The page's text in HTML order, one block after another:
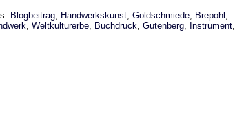
Blogbeitrag, Handwerkskunst, Goldschmiede, Brepohl ,
, Weltkulturerbe, Buchdruck, Gutenberg, Instrument,